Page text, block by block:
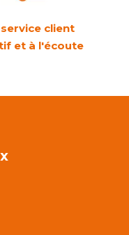
service client
et à l'écoute